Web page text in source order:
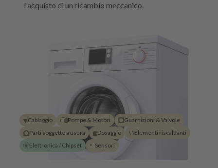
l'acquisto di un ricambio meccanico.
Cablaggio Pompe & Motori
Guarnizioni & Valvole
Parti soggette a usura
Dosaggio
Elementi riscaldanti
Elettronica / Chipset
Sensori